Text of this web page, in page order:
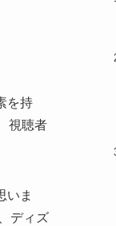
を持
視聴者
いま
ディズ